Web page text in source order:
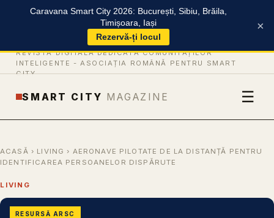
Caravana Smart City 2026: București, Sibiu, Brăila,
Timișoara, Iași
Rezervă-ți locul
×
REVISTĂ DIGITALĂ DEDICATĂ COMUNITĂȚILOR
INTELIGENTE - ASOCIAȚIA ROMÂNĂ PENTRU SMART
CITY
SMART CITY MAGAZINE ☰
ACASĂ › LIVING › AERONAVE PILOTATE DE LA DISTANȚĂ PENTRU
IDENTIFICAREA PERSOANELOR DISPĂRUTE
LIVING
RESURSĂ ARSC